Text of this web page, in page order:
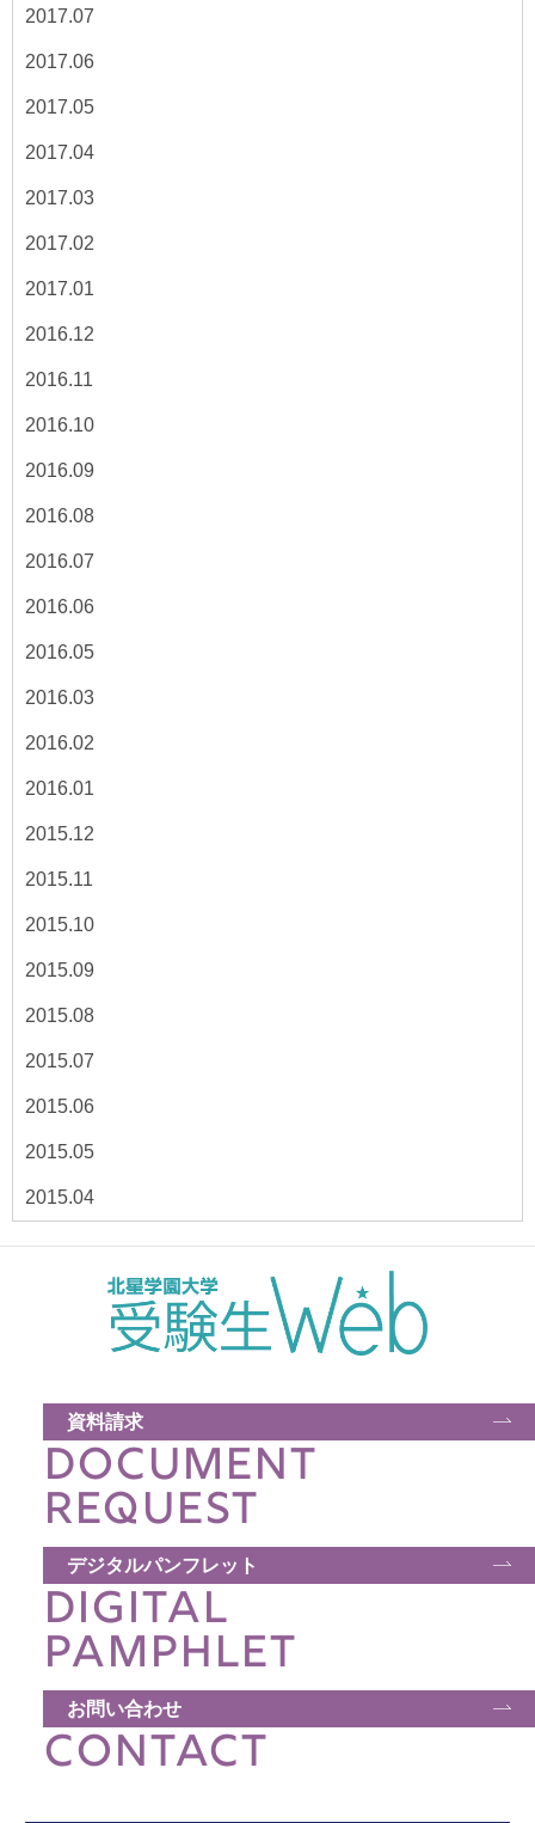
2017.07
2017.06
2017.05
2017.04
2017.03
2017.02
2017.01
2016.12
2016.11
2016.10
2016.09
2016.08
2016.07
2016.06
2016.05
2016.03
2016.02
2016.01
2015.12
2015.11
2015.10
2015.09
2015.08
2015.07
2015.06
2015.05
2015.04
資料請求
DOCUMENT
REQUEST
デジタルパンフレット
DIGITAL
PAMPHLET
お問い合わせ
CONTACT